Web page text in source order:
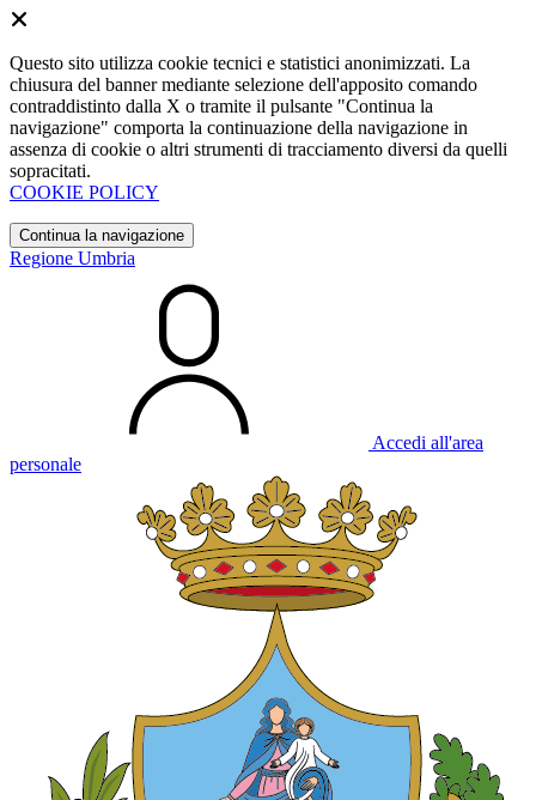
Questo sito utilizza cookie tecnici e statistici anonimizzati. La
chiusura del banner mediante selezione dell'apposito comando
contraddistinto dalla X o tramite il pulsante "Continua la
navigazione" comporta la continuazione della navigazione in
assenza di cookie o altri strumenti di tracciamento diversi da quelli
sopracitati.
COOKIE POLICY
Continua la navigazione
Regione Umbria
Accedi all'area
personale